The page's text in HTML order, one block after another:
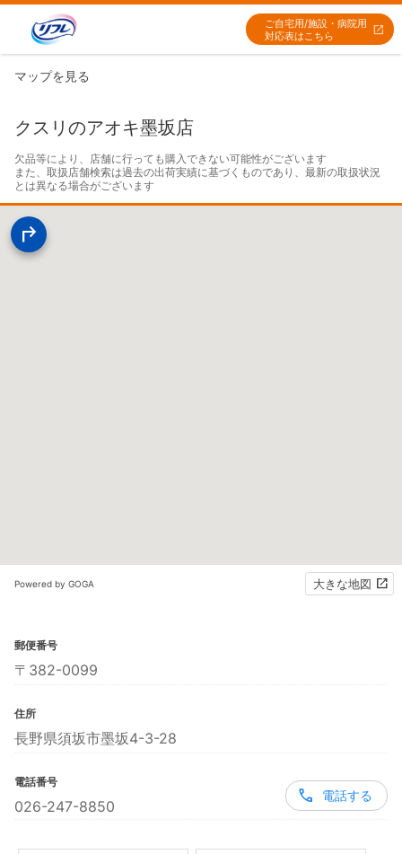
ご自宅用/施設・病院用
対応表はこちら
マップを見る
クスリのアオキ墨坂店
欠品等により、店舗に行っても購入できない可能性がございます
また、取扱店舗検索は過去の出荷実績に基づくものであり、最新の取扱状況
とは異なる場合がございます
Powered by GOGA 大きな地図
郵便番号
〒382-0099
住所
長野県須坂市墨坂4-3-28
電話番号
026-247-8850
電話する